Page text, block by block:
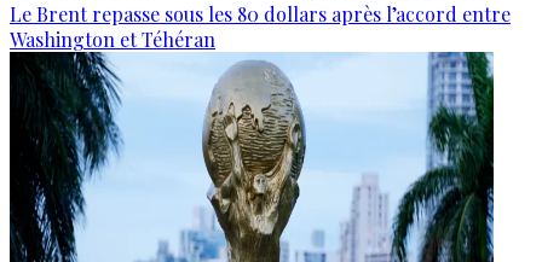
Le Brent repasse sous les 80 dollars après l’accord entre
Washington et Téhéran